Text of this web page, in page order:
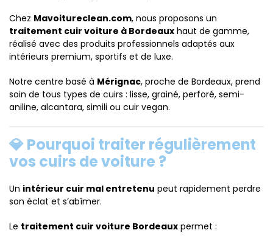
Chez Mavoitureclean.com, nous proposons un
traitement cuir voiture à Bordeaux haut de gamme,
réalisé avec des produits professionnels adaptés aux
intérieurs premium, sportifs et de luxe.
Notre centre basé à Mérignac, proche de Bordeaux, prend
soin de tous types de cuirs : lisse, grainé, perforé, semi-
aniline, alcantara, simili ou cuir vegan.
💎 Pourquoi traiter régulièrement
vos cuirs de voiture ?
Un intérieur cuir mal entretenu peut rapidement perdre
son éclat et s’abîmer.
Le traitement cuir voiture Bordeaux permet :